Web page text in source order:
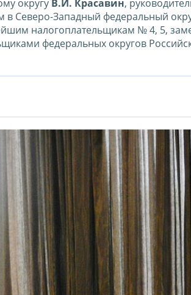
округу В.И. Красавин,
Северо-Западный федеральный
налогоплательщикам № 4, 5,
федеральных округов